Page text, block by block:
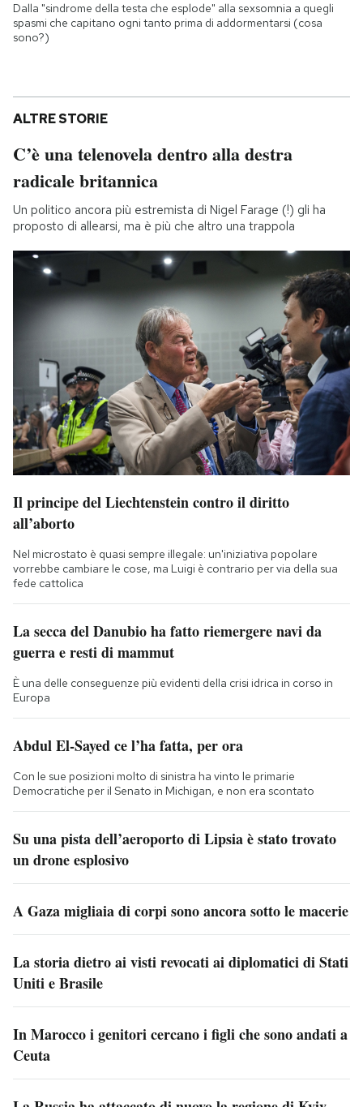
Dalla "sindrome della testa che esplode" alla sexsomnia a quegli
spasmi che capitano ogni tanto prima di addormentarsi (cosa
sono?)
ALTRE STORIE
C’è una telenovela dentro alla destra
radicale britannica
Un politico ancora più estremista di Nigel Farage (!) gli ha
proposto di allearsi, ma è più che altro una trappola
Il principe del Liechtenstein contro il diritto
all’aborto
Nel microstato è quasi sempre illegale: un'iniziativa popolare
vorrebbe cambiare le cose, ma Luigi è contrario per via della sua
fede cattolica
La secca del Danubio ha fatto riemergere navi da
guerra e resti di mammut
È una delle conseguenze più evidenti della crisi idrica in corso in
Europa
Abdul El-Sayed ce l’ha fatta, per ora
Con le sue posizioni molto di sinistra ha vinto le primarie
Democratiche per il Senato in Michigan, e non era scontato
Su una pista dell’aeroporto di Lipsia è stato trovato
un drone esplosivo
A Gaza migliaia di corpi sono ancora sotto le macerie
La storia dietro ai visti revocati ai diplomatici di Stati
Uniti e Brasile
In Marocco i genitori cercano i figli che sono andati a
Ceuta